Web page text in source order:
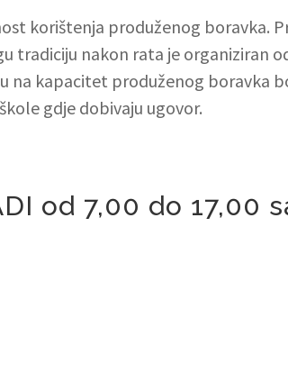
korištenja produženog boravka.
tradiciju nakon rata je organiziran
na kapacitet produženog boravka
gdje dobivaju ugovor.
od 7,00 do 17,00